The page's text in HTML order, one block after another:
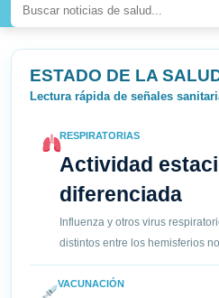
ESTADO DE LA
Lectura rápida de señales
RESPIRATORIAS
Actividad
diferenciada
Influenza y otros virus
distintos entre los hemisferios
VACUNACIÓN